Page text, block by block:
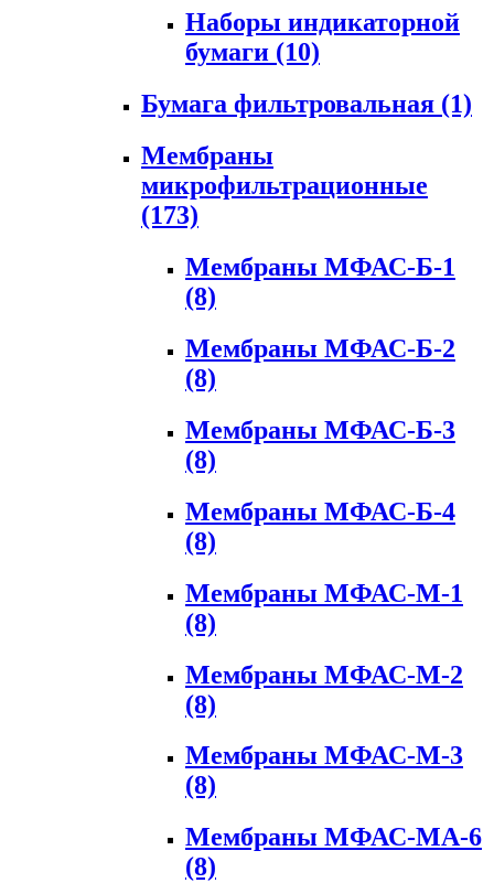
Наборы индикаторной
бумаги (10)
Бумага фильтровальная (1)
Мембраны
микрофильтрационные
(173)
Мембраны МФАС-Б-1
(8)
Мембраны МФАС-Б-2
(8)
Мембраны МФАС-Б-3
(8)
Мембраны МФАС-Б-4
(8)
Мембраны МФАС-М-1
(8)
Мембраны МФАС-М-2
(8)
Мембраны МФАС-М-3
(8)
Мембраны МФАС-МА-6
(8)